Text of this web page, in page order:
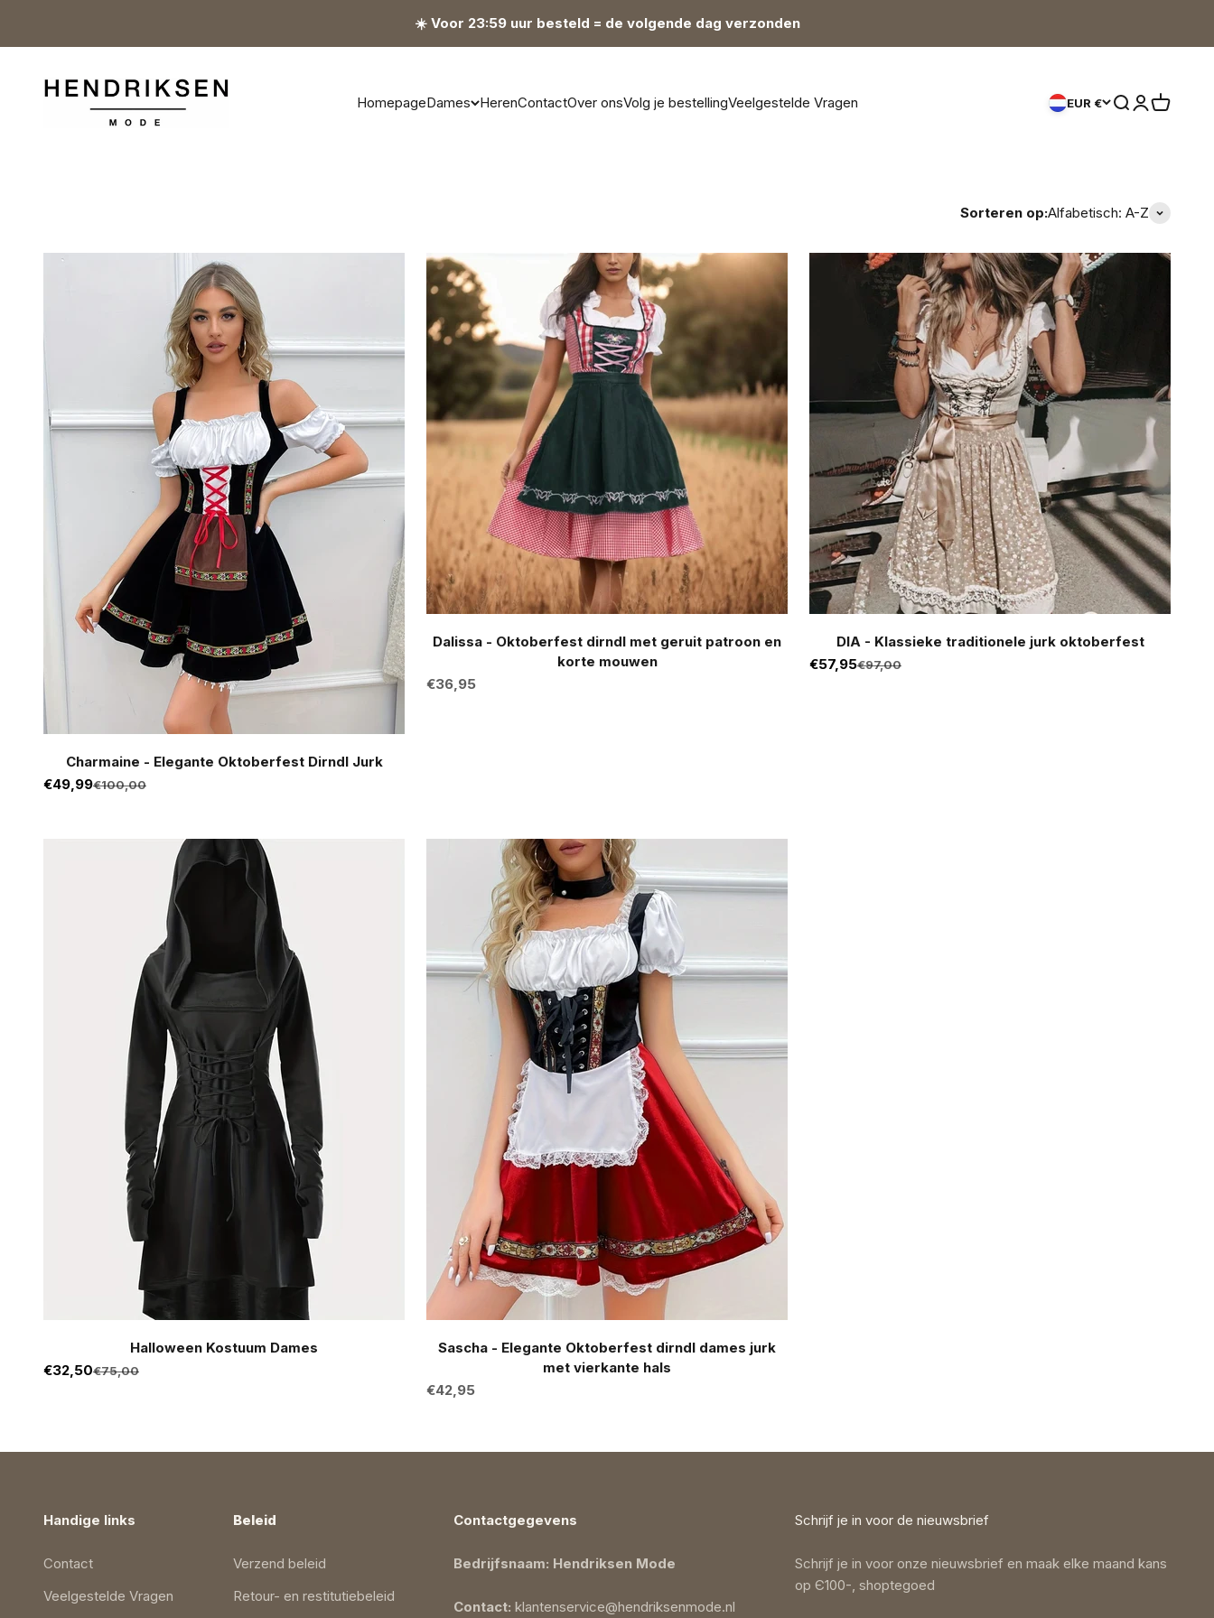
☀️ Voor 23:59 uur besteld = de volgende dag verzonden
HomepageDames HerenContactOver onsVolg je bestellingVeelgestelde Vragen
Hendriksen Mode
EUR € Zoeken openen
Sorteren op:Alfabetisch: A-Z
Charmaine - Elegante Oktoberfest Dirndl Jurk
Aanbiedingsprijs
€49,99Normale prijs
€100,00
Dalissa - Oktoberfest dirndl met geruit patroon en
korte mouwen
Aanbiedingsprijs
€36,95
DIA - Klassieke traditionele jurk oktoberfest
Aanbiedingsprijs
€57,95Normale prijs
€97,00
Halloween Kostuum Dames
Aanbiedingsprijs
€32,50Normale prijs
€75,00
Sascha - Elegante Oktoberfest dirndl dames jurk
met vierkante hals
Aanbiedingsprijs
€42,95
Handige links
Contact
Veelgestelde Vragen
Beleid
Verzend beleid
Retour- en restitutiebeleid
Contactgegevens
Bedrijfsnaam: Hendriksen Mode
Contact:klantenservice@hendriksenmode.nl
Schrijf je in voor de nieuwsbrief
Schrijf je in voor onze nieuwsbrief en maak elke maand kans
op Є100-, shoptegoed